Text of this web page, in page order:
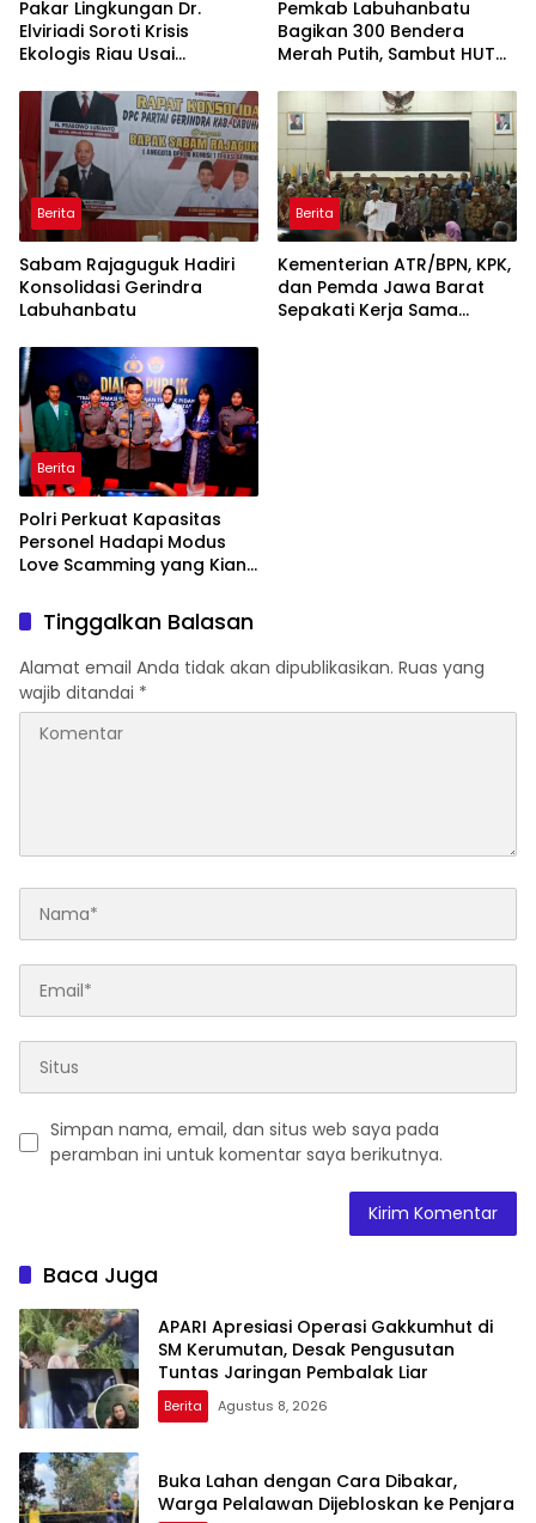
Pakar Lingkungan Dr.
Elviriadi Soroti Krisis
Ekologis Riau Usai
Monyet, Harimau, dan
Beruang Terhadap Warga
Pemkab Labuhanbatu
Bagikan 300 Bendera
Merah Putih, Sambut HUT
Berita
Sabam Rajaguguk Hadiri
Konsolidasi Gerindra
Labuhanbatu
Berita
Kementerian ATR/BPN, KPK,
dan Pemda Jawa Barat
Sepakati Kerja Sama
Berita
Polri Perkuat Kapasitas
Personel Hadapi Modus
Love Scamming yang Kian
Tinggalkan Balasan
Alamat email Anda tidak akan dipublikasikan. Ruas yang
wajib ditandai *
Simpan nama, email, dan situs web saya pada
peramban ini untuk komentar saya berikutnya.
Baca Juga
APARI Apresiasi Operasi Gakkumhut di
SM Kerumutan, Desak Pengusutan
Tuntas Jaringan Pembalak Liar
Berita Agustus 8, 2026
Buka Lahan dengan Cara Dibakar,
Warga Pelalawan Dijebloskan ke Penjara